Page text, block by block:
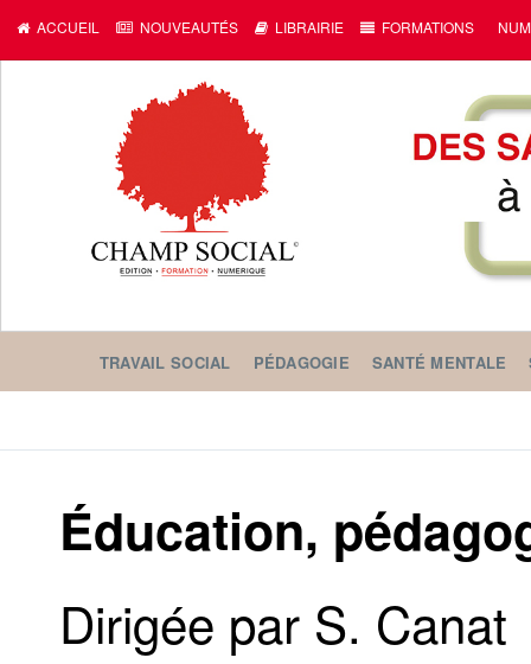
ACCUEIL NOUVEAUTÉS LIBRAIRIE FORMATIONS
TRAVAIL SOCIAL PÉDAGOGIE SANTÉ MENTALE
Éducation,
Dirigée par S. Canat